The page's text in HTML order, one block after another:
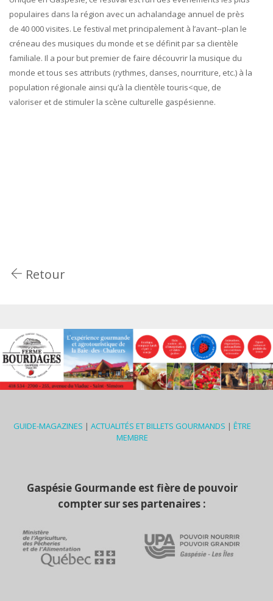
populaires dans la région avec un achalandage annuel de près
de 40 000 visites. Le festival met principalement à l’avant-­-plan le
créneau des musiques du monde et se définit par sa clientèle
familiale. Il a pour but premier de faire découvrir la musique du
monde et tous ses attributs (rythmes, danses, nourriture, etc.) à la
population régionale ainsi qu’à la clientèle touris<que, de
valoriser et de stimuler la scène culturelle gaspésienne.
Retour
GUIDE-MAGAZINES | ACTUALITÉS ET BILLETS GOURMANDS | ÊTRE
MEMBRE
Gaspésie Gourmande est fière de pouvoir
compter sur ses partenaires :